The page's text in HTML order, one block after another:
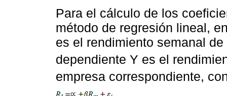
Para el cálculo de los
método de regresión lineal,
es el rendimiento semanal
dependiente Y es el
empresa correspondiente,